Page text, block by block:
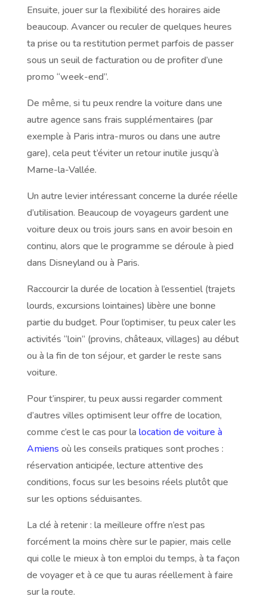
Ensuite, jouer sur la flexibilité des horaires aide
beaucoup. Avancer ou reculer de quelques heures
ta prise ou ta restitution permet parfois de passer
sous un seuil de facturation ou de profiter d’une
promo “week-end”.
De même, si tu peux rendre la voiture dans une
autre agence sans frais supplémentaires (par
exemple à Paris intra-muros ou dans une autre
gare), cela peut t’éviter un retour inutile jusqu’à
Marne-la-Vallée.
Un autre levier intéressant concerne la durée réelle
d’utilisation. Beaucoup de voyageurs gardent une
voiture deux ou trois jours sans en avoir besoin en
continu, alors que le programme se déroule à pied
dans Disneyland ou à Paris.
Raccourcir la durée de location à l’essentiel (trajets
lourds, excursions lointaines) libère une bonne
partie du budget. Pour l’optimiser, tu peux caler les
activités “loin” (provins, châteaux, villages) au début
ou à la fin de ton séjour, et garder le reste sans
voiture.
Pour t’inspirer, tu peux aussi regarder comment
d’autres villes optimisent leur offre de location,
comme c’est le cas pour la location de voiture à
Amiens où les conseils pratiques sont proches :
réservation anticipée, lecture attentive des
conditions, focus sur les besoins réels plutôt que
sur les options séduisantes.
La clé à retenir : la meilleure offre n’est pas
forcément la moins chère sur le papier, mais celle
qui colle le mieux à ton emploi du temps, à ta façon
de voyager et à ce que tu auras réellement à faire
sur la route.